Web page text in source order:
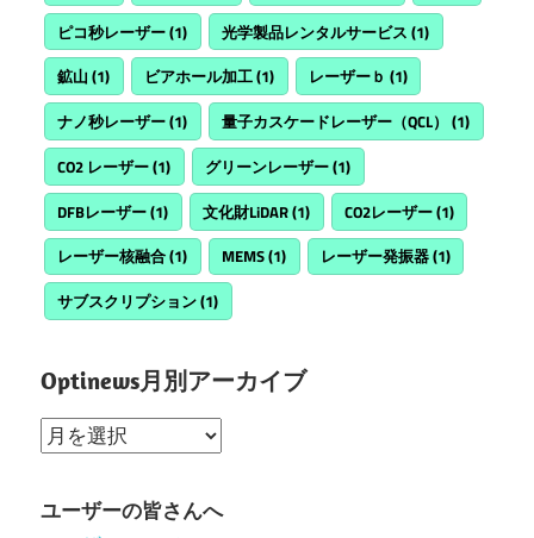
ピコ秒レーザー(1) 光学製品レンタルサービス (1)
鉱山 (1) ビアホール加工(1) レーザーｂ (1)
ナノ秒レーザー(1) 量子カスケードレーザー（QCL） (1)
CO2 レーザー(1) グリーンレーザー(1)
DFBレーザー(1) 文化財LiDAR(1) CO2レーザー(1)
レーザー核融合(1) MEMS(1) レーザー発振器(1)
サブスクリプション(1)
Optinews月別アーカイブ
Optinews
別
ユーザーの皆さんへ